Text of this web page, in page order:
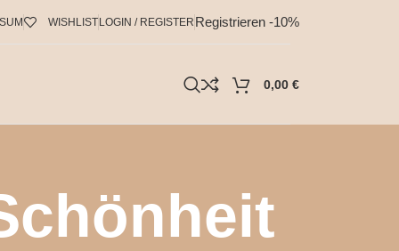
WISHLISTLOGIN / REGISTER Registrieren -10%
0,00 €